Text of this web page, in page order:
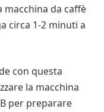
macchina da caffè
circa 1-2 minuti a
con questa
la macchina
per preparare